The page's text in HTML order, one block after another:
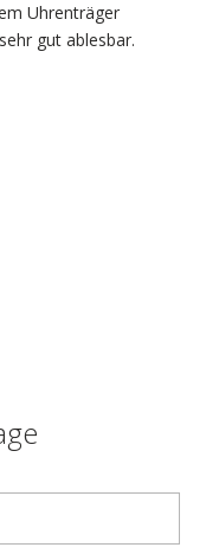
Uhrenträger
gut ablesbar.